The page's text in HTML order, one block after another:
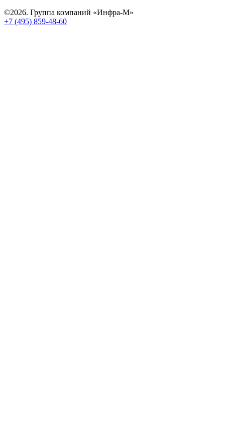
©2026. Группа компаний «Инфра-М»
+7 (495) 859-48-60